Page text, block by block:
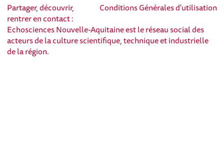
Conditions Générales d'utilisation
Partager, découvrir,
rentrer en contact :
Echosciences Nouvelle-Aquitaine est le réseau social des
acteurs de la culture scientifique, technique et industrielle
de la région.